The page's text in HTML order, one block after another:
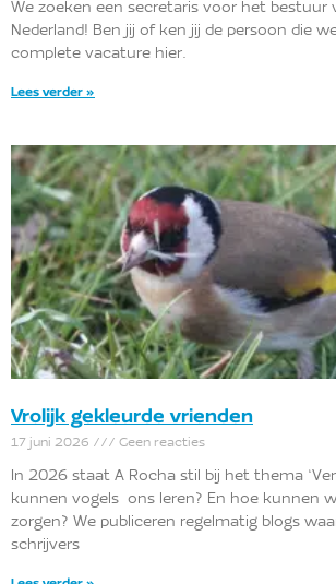
We zoeken een secretaris voor het bestuur
Nederland! Ben jij of ken jij de persoon die
complete vacature hier.
Lees verder »
Vrolijk gekleurde vrienden
17 juni 2026 Geen reacties
In 2026 staat A Rocha stil bij het thema
kunnen vogels ons leren? En hoe kunnen
zorgen? We publiceren regelmatig blogs
schrijvers